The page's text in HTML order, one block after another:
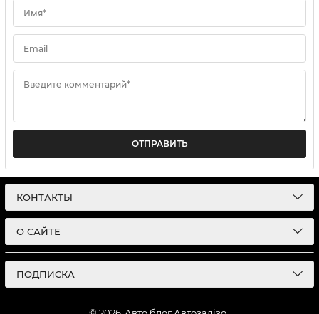
Имя*
Email
Введите комментарий*
ОТПРАВИТЬ
КОНТАКТЫ
О САЙТЕ
ПОДПИСКА